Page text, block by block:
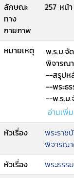
ลักษณะ
ทาง
กายภาพ
257 หน้
หมายเหตุ
พ.ร.บ.จั
พิจารณ
--สรุปห
--พระธ
--พ.ร.บ.
ศาลแขว
อ่านเพิ่
หัวเรื่อง
พระราช
พิจารณา
หัวเรื่อง
พระธรร